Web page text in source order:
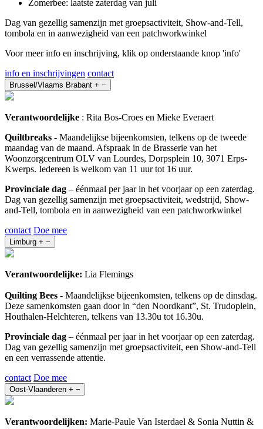
Zomerbee: laatste zaterdag van juli
Dag van gezellig samenzijn met groepsactiviteit, Show-and-Tell,
tombola en in aanwezigheid van een patchworkwinkel
Voor meer info en inschrijving, klik op onderstaande knop 'info'
info en inschrijvingen contact
Brussel/Vlaams Brabant + −
Verantwoordelijke : Rita Bos-Croes en Mieke Everaert
Quiltbreaks - Maandelijkse bijeenkomsten, telkens op de tweede
maandag van de maand. Afspraak in de Brasserie van het
Woonzorgcentrum OLV van Lourdes, Dorpsplein 10, 3071 Erps-
Kwerps. Iedereen is welkom van 11 uur tot 16 uur.
Provinciale dag – éénmaal per jaar in het voorjaar op een zaterdag.
Dag van gezellig samenzijn met groepsactiviteit, wedstrijd, Show-
and-Tell, tombola en in aanwezigheid van een patchworkwinkel
contact Doe mee
Limburg + −
Verantwoordelijke: Lia Flemings
Quilting Bees - Maandelijkse bijeenkomsten, telkens op de dinsdag.
Deze samenkomsten gaan door in “den Noordkant”, St. Trudoplein,
Houthalen-Helchteren, telkens van 13.30u tot 16.30u.
Provinciale dag – éénmaal per jaar in het voorjaar op een zaterdag.
Dag van gezellig samenzijn met groepsactiviteit, een Show-and-Tell
en een verrassende attentie.
contact Doe mee
Oost-Vlaanderen + −
Verantwoordelijken: Marie-Paule Van Isterdael & Sonia Nuttin &